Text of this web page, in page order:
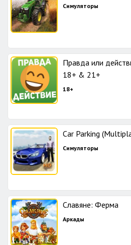
Симуляторы
Правда или
18+ & 21+
18+
Car Parking
Симуляторы
Славяне: Ферма
Аркады